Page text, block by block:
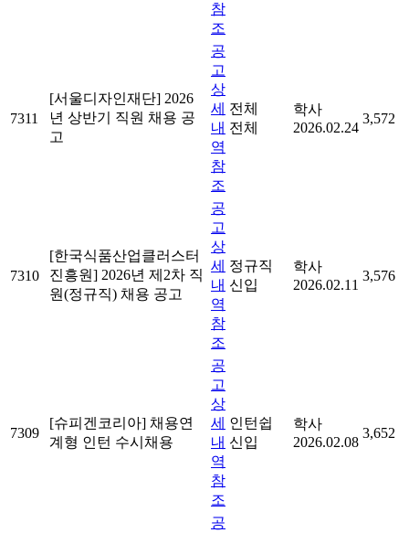
참
조
7311
[서울디자인재단] 2026
년 상반기 직원 채용 공
고
공
고
상
세
내
역
참
조
전체
전체
학사
2026.02.24
3,572
7310
[한국식품산업클러스터
진흥원] 2026년 제2차 직
원(정규직) 채용 공고
공
고
상
세
내
역
참
조
정규직
신입
학사
2026.02.11
3,576
7309
[슈피겐코리아] 채용연
계형 인턴 수시채용
공
고
상
세
내
역
참
조
인턴쉽
신입
학사
2026.02.08
3,652
공